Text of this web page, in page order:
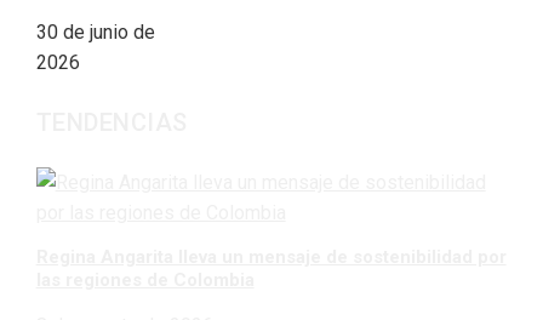
30 de junio de
2026